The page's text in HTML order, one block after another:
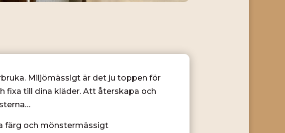
Miljömässigt är det ju toppen för
fixa till dina kläder. Att återskapa och
färg och mönstermässigt